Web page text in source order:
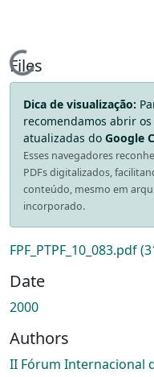
Loading...
Files
Dica de visualização:
recomendamos abrir
atualizadas do Google
Esses navegadores
PDFs digitalizados,
conteúdo, mesmo em
incorporado.
FPF_PTPF_10_083.pdf
Date
2000
Authors
II Fórum Internacional